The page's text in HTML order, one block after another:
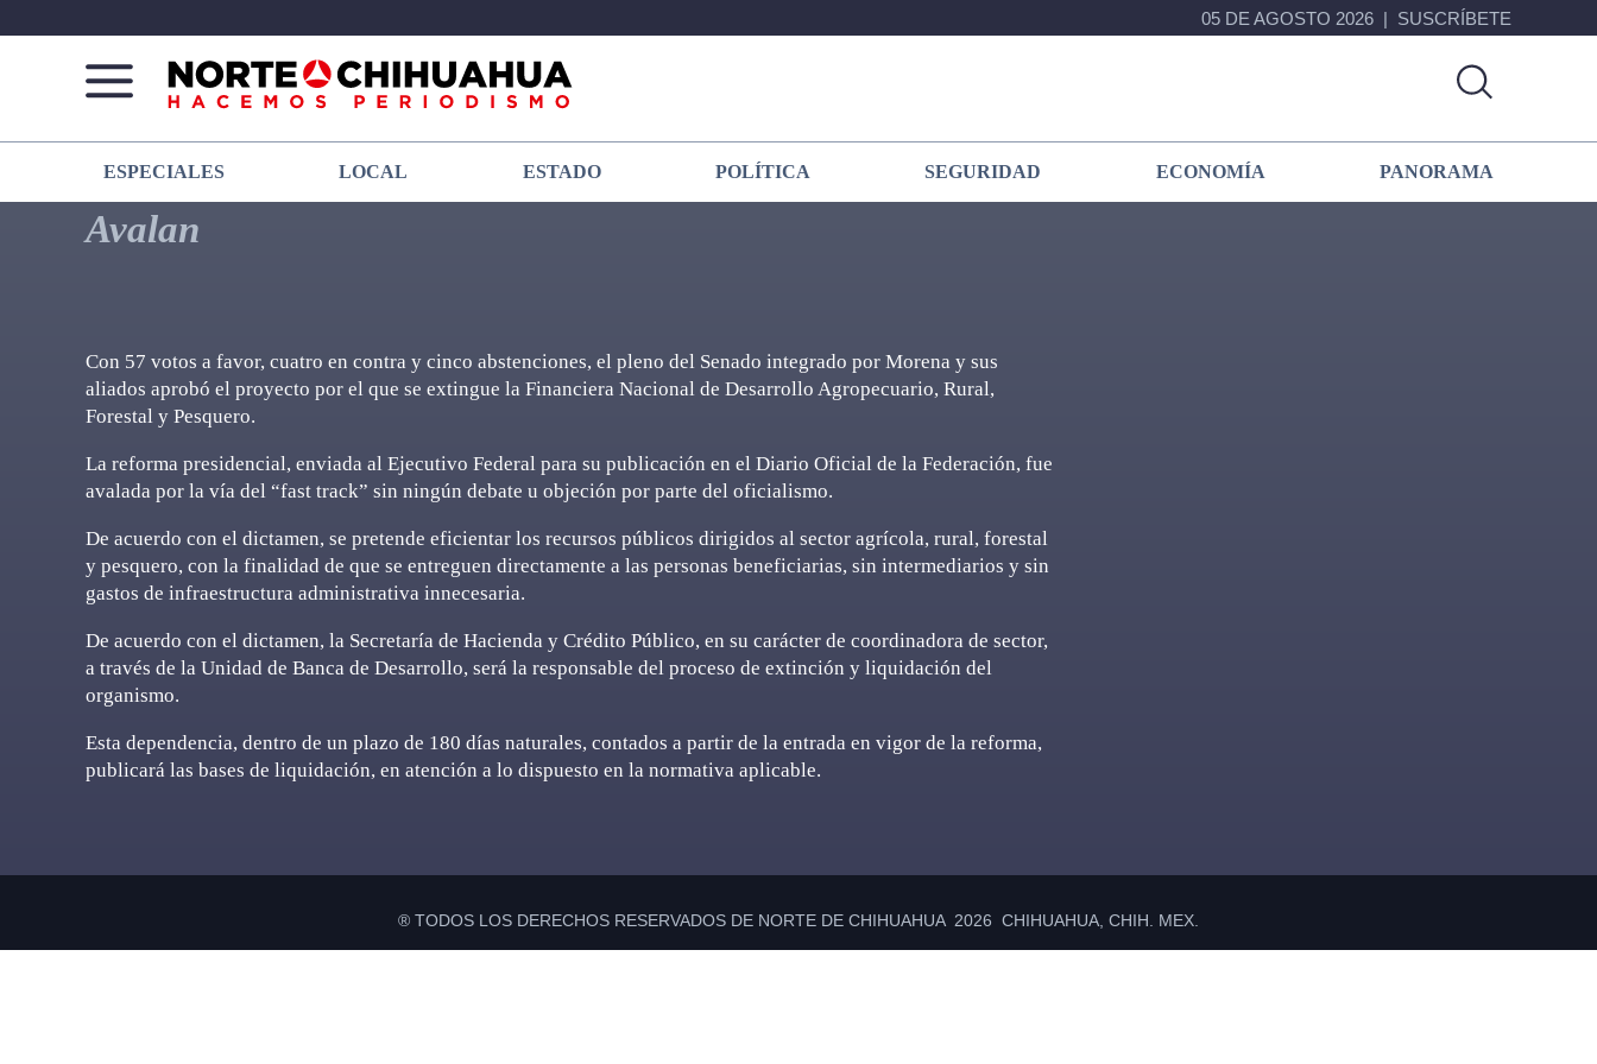
05 DE AGOSTO 2026 SUSCRÍBETE
Norte
De
Chihuahua
Más
que
noticias,
hacemos periodismo
ESPECIALES LOCAL ESTADO POLÍTICA SEGURIDAD ECONOMÍA PANORAMA
Avalan
Con 57 votos a favor, cuatro en contra y cinco abstenciones, el pleno del Senado integrado por Morena y sus
aliados aprobó el proyecto por el que se extingue la Financiera Nacional de Desarrollo Agropecuario, Rural,
Forestal y Pesquero.
La reforma presidencial, enviada al Ejecutivo Federal para su publicación en el Diario Oficial de la Federación, fue
avalada por la vía del “fast track” sin ningún debate u objeción por parte del oficialismo.
De acuerdo con el dictamen, se pretende eficientar los recursos públicos dirigidos al sector agrícola, rural, forestal
y pesquero, con la finalidad de que se entreguen directamente a las personas beneficiarias, sin intermediarios y sin
gastos de infraestructura administrativa innecesaria.
De acuerdo con el dictamen, la Secretaría de Hacienda y Crédito Público, en su carácter de coordinadora de sector,
a través de la Unidad de Banca de Desarrollo, será la responsable del proceso de extinción y liquidación del
organismo.
Esta dependencia, dentro de un plazo de 180 días naturales, contados a partir de la entrada en vigor de la reforma,
publicará las bases de liquidación, en atención a lo dispuesto en la normativa aplicable.
® TODOS LOS DERECHOS RESERVADOS DE NORTE DE CHIHUAHUA 2026 CHIHUAHUA, CHIH. MEX.